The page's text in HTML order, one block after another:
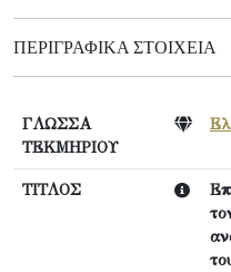
ΠΕΡΙΓΡΑΦΙΚΆ ΣΤΟΙΧΕΊΑ
ΓΛΩΣΣΑ
ΤΕΚΜΗΡΙΟΥ
ΤΙΤΛΟΣ